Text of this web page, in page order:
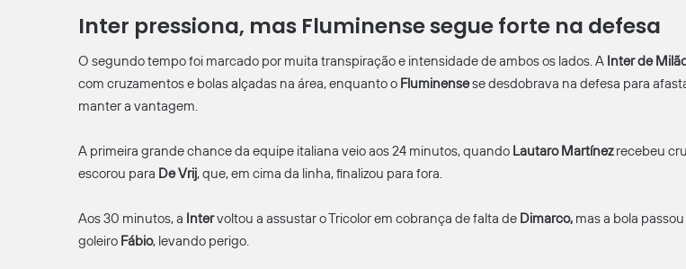
Inter pressiona, mas Fluminense segue forte na defesa
O segundo tempo foi marcado por muita transpiração e intensidade de ambos os lados. A Inter de
com cruzamentos e bolas alçadas na área, enquanto o Fluminensese desdobrava na defesa para
manter a vantagem.
A primeira grande chance da equipe italiana veio aos 24 minutos, quando Lautaro Martínezrecebeu
escorou para De Vrij, que, em cima da linha, finalizou para fora.
Aos 30 minutos, a Intervoltou a assustar o Tricolor em cobrança de falta de Dimarco, mas a bola
goleiro Fábio, levando perigo.